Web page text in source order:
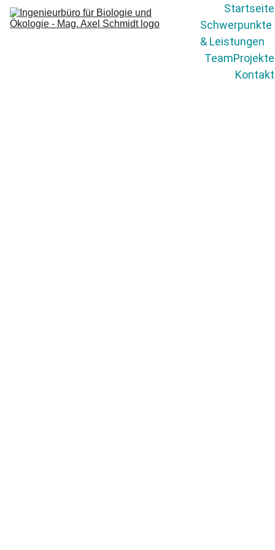
Startseite
Schwerpunkte
& Leistungen
TeamProjekte
Kontakt